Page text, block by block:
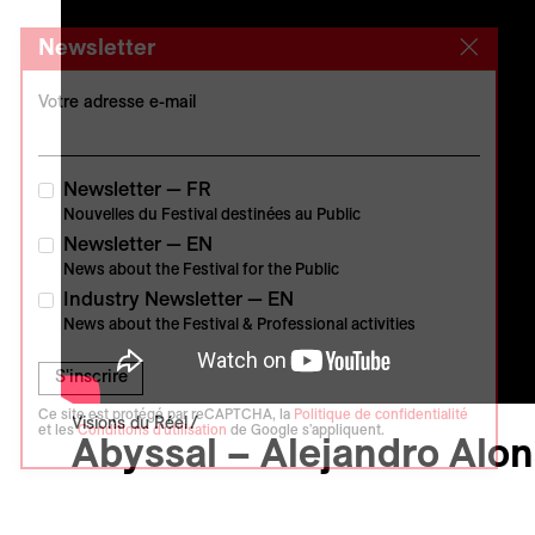
Visions du Réel
Abyssal – Alejandro
Newsletter
Votre adresse e-mail
Newsletter — FR
Nouvelles du Festival destinées au Public
Newsletter — EN
News about the Festival for the Public
Industry Newsletter — EN
News about the Festival & Professional activities
S'inscrire
Ce site est protégé par reCAPTCHA, la Politique de confidentialité
et lesConditions d'utilisation de Google s'appliquent.